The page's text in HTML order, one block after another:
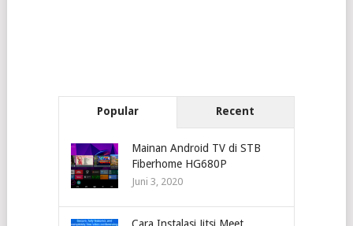
Popular Recent
Mainan Android TV di STB
Fiberhome HG680P
Juni 3, 2020